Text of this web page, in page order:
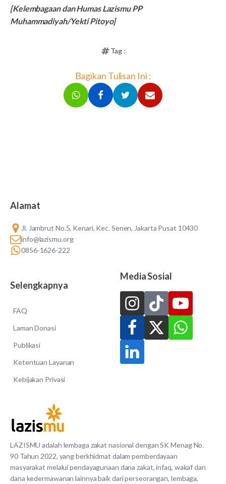
[Kelembagaan dan Humas Lazismu PP
Muhammadiyah/Yekti Pitoyo]
Tag :
Bagikan Tulisan Ini :
LAZISMU adalah lembaga zakat nasional dengan SK Menag No.
90 Tahun 2022, yang berkhidmat dalam pemberdayaan
masyarakat melalui pendayagunaan dana zakat, infaq, wakaf dan
dana kedermawanan lainnya baik dari perseorangan, lembaga,
Alamat
Jl. Jambrut No.5, Kenari, Kec. Senen, Jakarta Pusat 10430
info@lazismu.org
0856-1626-222
Selengkapnya
FAQ
Laman Donasi
Publikasi
Ketentuan Layanan
Kebijakan Privasi
Media Sosial